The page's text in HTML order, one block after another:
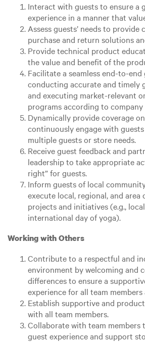
Interact with guests to ensure a
experience in a manner that
Assess guests’ needs to
purchase and return solutions
Provide technical product
the value and benefit of the
Facilitate a seamless end-to-
conducting accurate and timely
and executing market-relevant
programs according to company
Dynamically provide coverage
continuously engage with
multiple guests or store needs.
Receive guest feedback and
leadership to take appropriate
right” for guests.
Inform guests of local
execute local, regional, and
projects and initiatives (e.g.,
international day of yoga).
Working with Others
Contribute to a respectful and
environment by welcoming and
differences to ensure a
experience for all team members
Establish supportive and
with all team members.
Collaborate with team members
guest experience and support